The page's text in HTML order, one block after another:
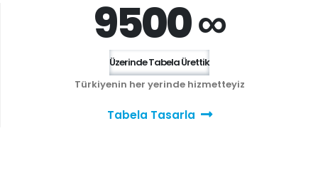
9500 ∞
Üzerinde Tabela Ürettik
Türkiyenin her yerinde hizmetteyiz
Tabela Tasarla